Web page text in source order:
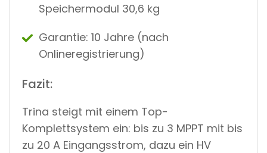
Speichermodul 30,6 kg
Garantie: 10 Jahre (nach
Onlineregistrierung)
Fazit:
Trina steigt mit einem Top-
Komplettsystem ein: bis zu 3 MPPT mit bis
zu 20 A Eingangsstrom, dazu ein HV